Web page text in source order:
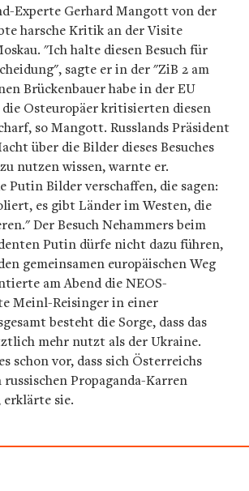
Experte Gerhard Mangott von der
harsche Kritik an der Visite
"Ich halte diesen Besuch für
sagte er in der "ZiB 2 am
Brückenbauer habe in der EU
Osteuropäer kritisierten diesen
so Mangott. Russlands Präsident
über die Bilder dieses Besuches
nutzen wissen, warnte er.
Putin Bilder verschaffen, die sagen:
es gibt Länder im Westen, die
Der Besuch Nehammers beim
Putin dürfe nicht dazu führen,
gemeinsamen europäischen Weg
am Abend die NEOS-
Meinl-Reisinger in einer
besteht die Sorge, dass das
mehr nutzt als der Ukraine.
schon vor, dass sich Österreichs
Propaganda-Karren
erklärte sie.